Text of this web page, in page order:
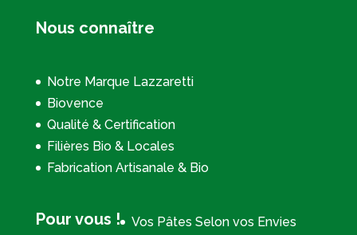
Nous connaître
Notre Marque Lazzaretti
Biovence
Qualité & Certification
Filières Bio & Locales
Fabrication Artisanale & Bio
Pour vous !
Vos Pâtes Selon vos Envies